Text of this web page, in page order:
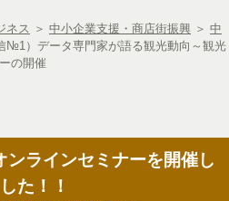
ネス ＞ 中小企業支援・商店街振興 ＞ 中
№1）データ専門家が語る観光動向～観光
の開催
ラインセミナーを開催し
た！！